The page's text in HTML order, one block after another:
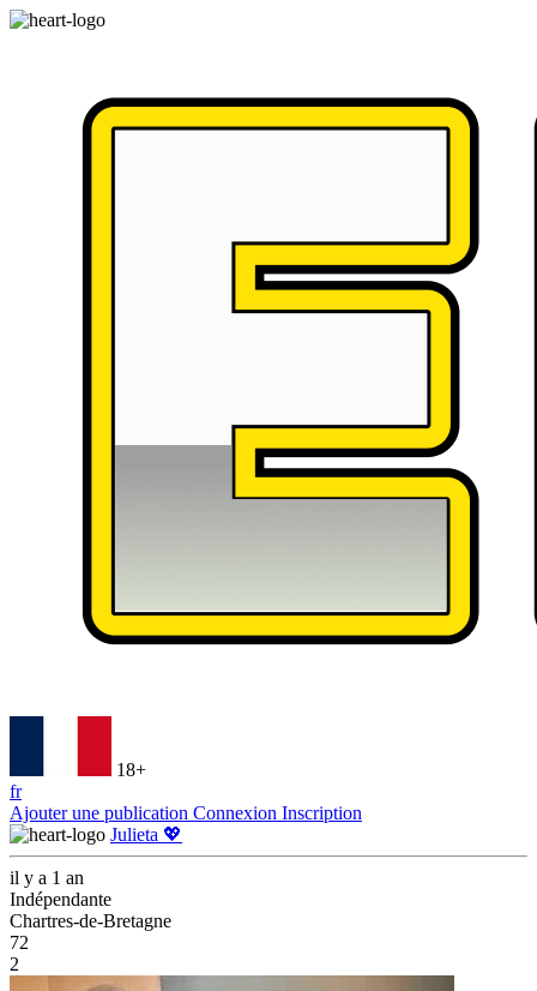
18+
fr
Ajouter une publication Connexion Inscription
Julieta 💖
il y a 1 an
Indépendante
Chartres-de-Bretagne
72
2